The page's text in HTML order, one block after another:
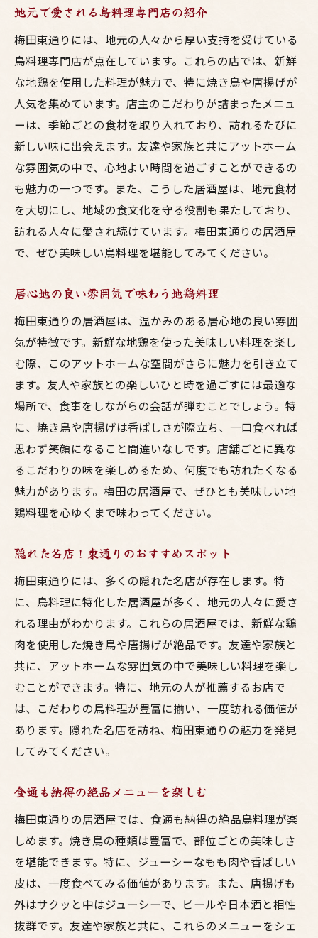
ジューシーな焼き鳥とビールの至福の組み
鳥料理を引き立てるワインの選び方
梅田東通りのソムリエがすすめるお酒
季節限定！旬の素材を使ったペアリング
料理の味を引き立てるカクテルの提案
友達とシェアしたいお酒と料理のハーモニ
ー
友達と過ごす梅田東通りの鳥料理の夜
大人数で楽しむ居酒屋の選び方
おすすめのシェアメニューで盛り上がる
居酒屋での楽しいひとときを演出する方法
友達との会話が弾む店内の雰囲気作り
お祝い事に最適なプライベートルーム完備
家族で楽しむ居酒屋体験と東通りの魅力
子連れでも安心の居酒屋選び
家族におすすめのヘルシー鳥料理
アットホームなサービスが魅力の店舗
梅田東通りで家族全員が楽しめるイベント
家族団らんにぴったりの個室居酒屋
食事と一緒に楽しむ東通り観光スポット
密
炭火焼きが引き出す地鶏の旨味
職人技が光る！唐揚げの魅力解説
人気メニューランキングで見る注目の一品
新鮮な素材にこだわる仕入れの秘密
焼き鳥のタレと塩、どちらが人気？
梅田東通りでしか味わえない特製ソース
新鮮な地鶏を使った料理が魅力の梅田居酒屋
朝引き鶏が楽しめる人気店
シェフおすすめ！地鶏を使った創作料理
食の安全にこだわった店舗運営
地鶏の美味しさを引き出す調理法
梅田で地鶏料理を食べるならここ！
美食家たちが集う東通りで心に残る一杯を
一見の価値あり！名バーテンダーが作るお
地元で愛される鳥料理専門店の紹介
梅田東通りには、地元の人々から厚い支持を受けている
鳥料理専門店が点在しています。これらの店では、新鮮
な地鶏を使用した料理が魅力で、特に焼き鳥や唐揚げが
人気を集めています。店主のこだわりが詰まったメニュ
ーは、季節ごとの食材を取り入れており、訪れるたびに
新しい味に出会えます。友達や家族と共にアットホーム
な雰囲気の中で、心地よい時間を過ごすことができるの
も魅力の一つです。また、こうした居酒屋は、地元食材
を大切にし、地域の食文化を守る役割も果たしており、
訪れる人々に愛され続けています。梅田東通りの居酒屋
で、ぜひ美味しい鳥料理を堪能してみてください。
居心地の良い雰囲気で味わう地鶏料理
梅田東通りの居酒屋は、温かみのある居心地の良い雰囲
気が特徴です。新鮮な地鶏を使った美味しい料理を楽し
む際、このアットホームな空間がさらに魅力を引き立て
ます。友人や家族との楽しいひと時を過ごすには最適な
場所で、食事をしながらの会話が弾むことでしょう。特
に、焼き鳥や唐揚げは香ばしさが際立ち、一口食べれば
思わず笑顔になること間違いなしです。店舗ごとに異な
るこだわりの味を楽しめるため、何度でも訪れたくなる
魅力があります。梅田の居酒屋で、ぜひとも美味しい地
鶏料理を心ゆくまで味わってください。
隠れた名店！東通りのおすすめスポット
梅田東通りには、多くの隠れた名店が存在します。特
に、鳥料理に特化した居酒屋が多く、地元の人々に愛さ
れる理由がわかります。これらの居酒屋では、新鮮な鶏
肉を使用した焼き鳥や唐揚げが絶品です。友達や家族と
共に、アットホームな雰囲気の中で美味しい料理を楽し
むことができます。特に、地元の人が推薦するお店で
は、こだわりの鳥料理が豊富に揃い、一度訪れる価値が
あります。隠れた名店を訪ね、梅田東通りの魅力を発見
してみてください。
食通も納得の絶品メニューを楽しむ
梅田東通りの居酒屋では、食通も納得の絶品鳥料理が楽
しめます。焼き鳥の種類は豊富で、部位ごとの美味しさ
を堪能できます。特に、ジューシーなもも肉や香ばしい
皮は、一度食べてみる価値があります。また、唐揚げも
外はサクッと中はジューシーで、ビールや日本酒と相性
抜群です。友達や家族と共に、これらのメニューをシェ